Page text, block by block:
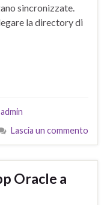
sincronizzate.
la directory di
Lascia un commento
Oracle a